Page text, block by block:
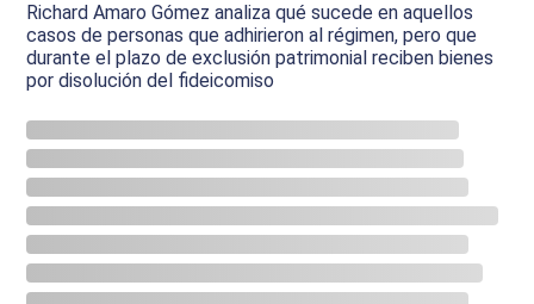
Richard Amaro Gómez analiza qué sucede en aquellos
casos de personas que adhirieron al régimen, pero que
durante el plazo de exclusión patrimonial reciben bienes
por disolución del fideicomiso